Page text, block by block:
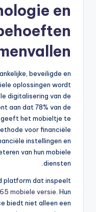
en
beveiligde en
oplossingen wordt
digitalisering van de
aan dat 78% van de
het mobieltje te
voor financiële
instellingen en
van hun mobiele
diensten.
platform dat inspeelt
mobiele versie . Hun
biedt niet alleen een